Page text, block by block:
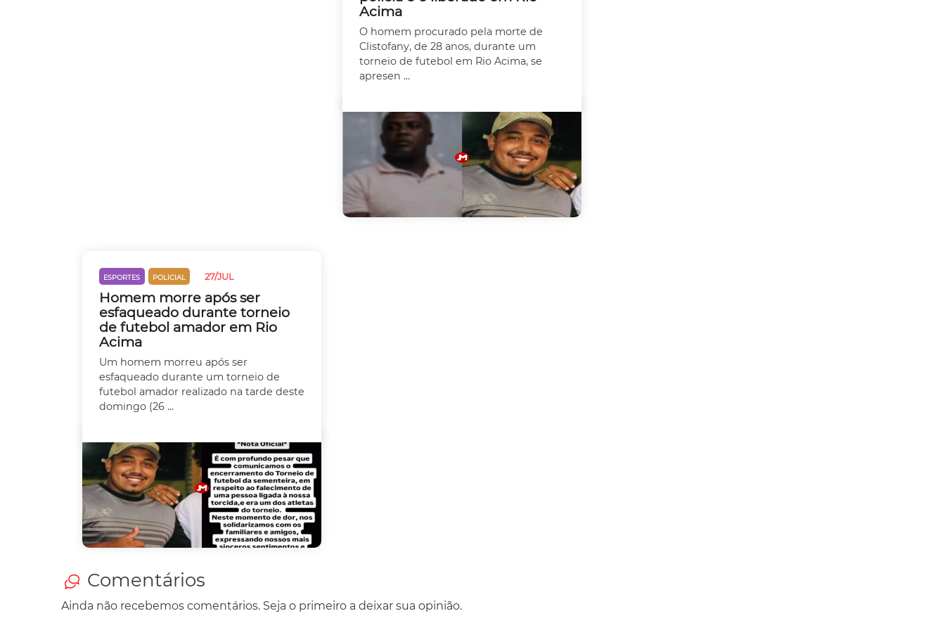
Acima
O homem procurado pela morte de
Clistofany, de 28 anos, durante um
torneio de futebol em Rio Acima, se
apresen ...
ESPORTES POLICIAL 27/JUL
Homem morre após ser
esfaqueado durante torneio
de futebol amador em Rio
Acima
Um homem morreu após ser
esfaqueado durante um torneio de
futebol amador realizado na tarde deste
domingo (26 ...
Comentários
Ainda não recebemos comentários. Seja o primeiro a deixar sua opinião.